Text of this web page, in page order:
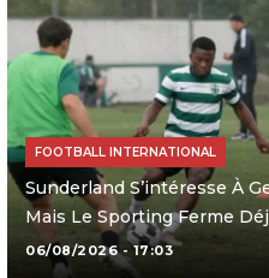
FOOTBALL INTERNATIONAL
Sunderland S’intéresse À
Mais Le Sporting Ferme
06/08/2026 - 17:03